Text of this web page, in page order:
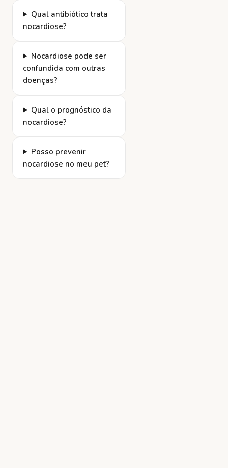
Qual antibiótico trata
nocardiose?
Nocardiose pode ser
confundida com outras
doenças?
Qual o prognóstico da
nocardiose?
Posso prevenir
nocardiose no meu pet?